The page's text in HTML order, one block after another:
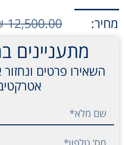
מחיר: 12,500.00
מתעניינים
השאירו פרטים